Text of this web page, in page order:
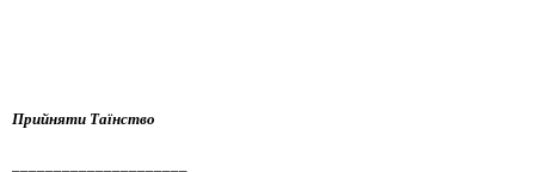
Прийняти Таїнство